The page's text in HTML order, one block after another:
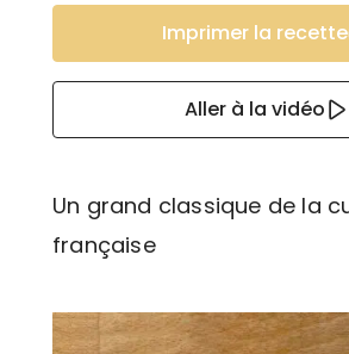
Imprimer la recette
Aller à la vidéo
Un grand classique de la
française